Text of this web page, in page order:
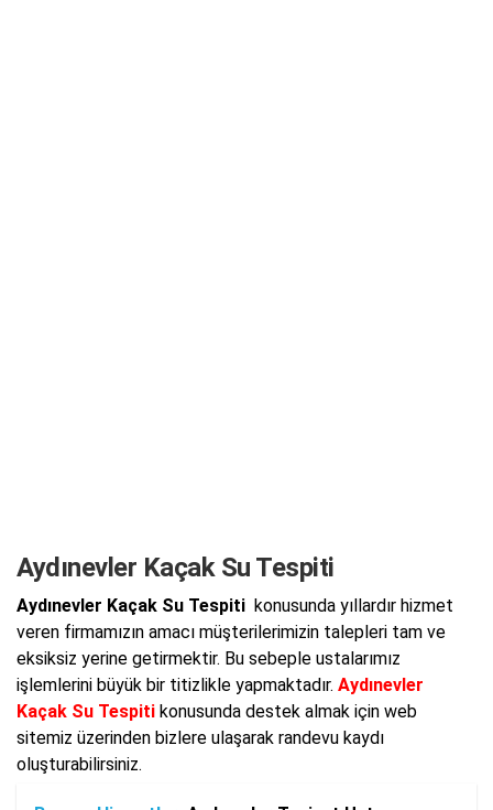
Aydınevler Kaçak Su Tespiti
Aydınevler Kaçak Su Tespiti konusunda yıllardır hizmet
veren firmamızın amacı müşterilerimizin talepleri tam ve
eksiksiz yerine getirmektir. Bu sebeple ustalarımız
işlemlerini büyük bir titizlikle yapmaktadır. Aydınevler
Kaçak Su Tespiti konusunda destek almak için web
sitemiz üzerinden bizlere ulaşarak randevu kaydı
oluşturabilirsiniz.